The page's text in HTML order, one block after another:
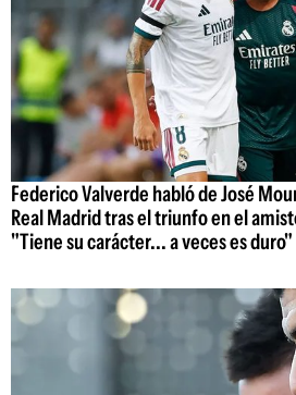
Federico Valverde habló de José
Real Madrid tras el triunfo en el
"Tiene su carácter... a veces es duro"